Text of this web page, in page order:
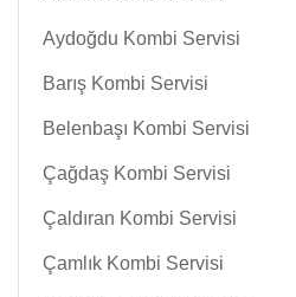
Aydoğdu Kombi Servisi
Barış Kombi Servisi
Belenbaşı Kombi Servisi
Çağdaş Kombi Servisi
Çaldıran Kombi Servisi
Çamlık Kombi Servisi